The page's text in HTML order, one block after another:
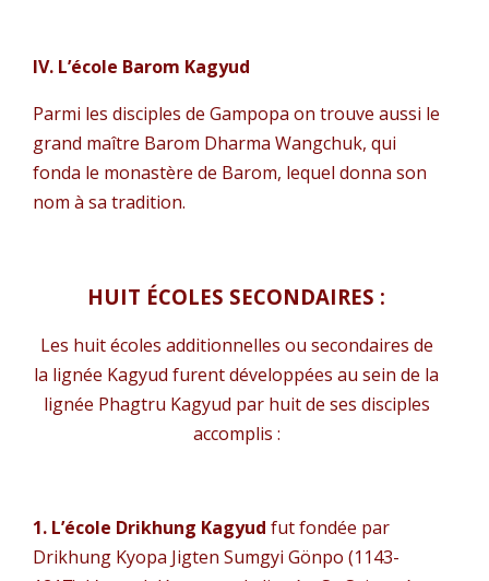
IV. L’école Barom Kagyud
Parmi les disciples de Gampopa on trouve aussi le
grand maître Barom Dharma Wangchuk, qui
fonda le monastère de Barom, lequel donna son
nom à sa tradition.
HUIT ÉCOLES SECONDAIRES :
Les huit écoles additionnelles ou secondaires de
la lignée Kagyud furent développées au sein de la
lignée Phagtru Kagyud par huit de ses disciples
accomplis :
1. L’école Drikhung Kagyud fut fondée par
Drikhung Kyopa ​​Jigten Sumgyi Gönpo (1143-